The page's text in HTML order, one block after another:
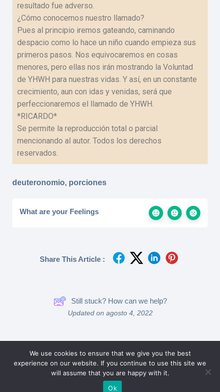
resultado fue adverso.
¿Cómo conocemos nuestro llamado?
Pues al principio iremos gateando, caminando
despacio como lo hace un niño cuando empieza sus
primeros pasos. Nos equivocaremos en cosas
menores, pero ellas nos irán mostrando la Voluntad
de YHWH para nuestras vidas. Y así, en un constante
crecimiento, aun con idas y venidas, será que
perfeccionaremos el llamado de YHWH.
*RICARDO*
Se permite la reproducción total o parcial
mencionando al autor. Todos los derechos
reservados.
deuteronomio, porciones
What are your Feelings
Share This Article :
Still stuck? How can we help?
Updated on agosto 4, 2022
Powered byBetterDocs
We use cookies to ensure that we give you the best
experience on our website. If you continue to use this site we
will assume that you are happy with it.
Ok